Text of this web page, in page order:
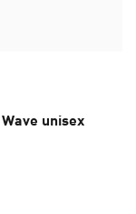
unisex
S/ 199.00